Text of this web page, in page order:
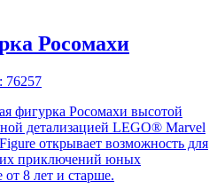
Росомахи
76257
фигурка Росомахи высотой
детализацией LEGO® Marvel
открывает возможность для
приключений юных
от 8 лет и старше.